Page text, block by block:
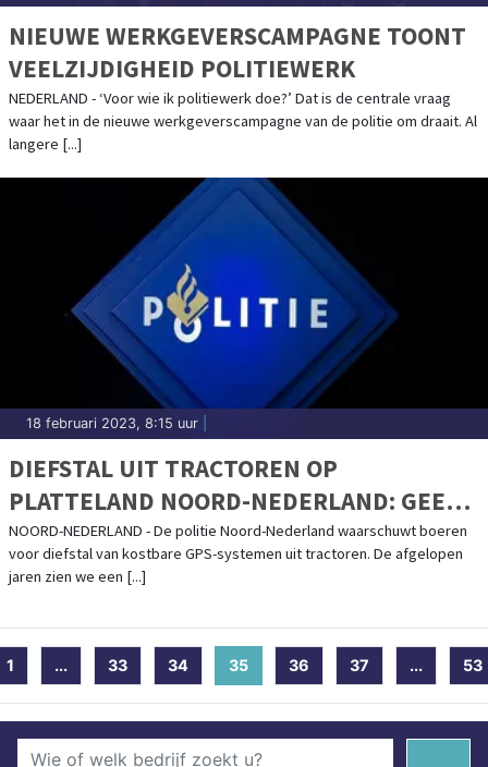
NIEUWE WERKGEVERSCAMPAGNE TOONT
VEELZIJDIGHEID POLITIEWERK
NEDERLAND - ‘Voor wie ik politiewerk doe?’ Dat is de centrale vraag
waar het in de nieuwe werkgeverscampagne van de politie om draait. Al
langere [...]
18 februari 2023, 8:15 uur
DIEFSTAL UIT TRACTOREN OP
PLATTELAND NOORD-NEDERLAND: GEEF
GPS-DIEVEN GEEN KANS
NOORD-NEDERLAND - De politie Noord-Nederland waarschuwt boeren
voor diefstal van kostbare GPS-systemen uit tractoren. De afgelopen
jaren zien we een [...]
1 ... 33 34 35(current)
36 37 ... 53